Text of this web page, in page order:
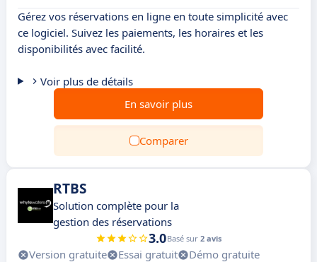
Gérez vos réservations en ligne en toute simplicité avec
ce logiciel. Suivez les paiements, les horaires et les
disponibilités avec facilité.
Voir plus de détails
En savoir plus
Comparer
RTBS
Solution complète pour la
gestion des réservations
3.0Basé sur 2 avis
Version gratuite Essai gratuit
Démo gratuite